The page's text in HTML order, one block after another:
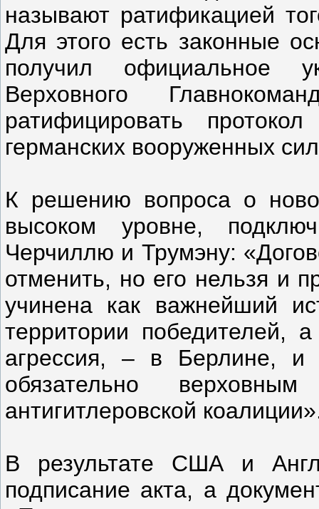
называют ратификацией
Для этого есть законные
получил официальное
Верховного
ратифицировать
германских вооруженных
К решению вопроса о
высоком уровне,
Черчиллю и Трумэну:
отменить, но его нельзя и
учинена как важнейший
территории победителей,
агрессия, – в Берлине, и
обязательно
антигитлеровской
В результате США и
подписание акта, а